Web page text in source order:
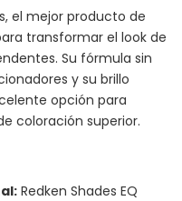
el mejor producto de
transformar el look de
Su fórmula sin
y su brillo
opción para
coloración superior.
Redken Shades EQ